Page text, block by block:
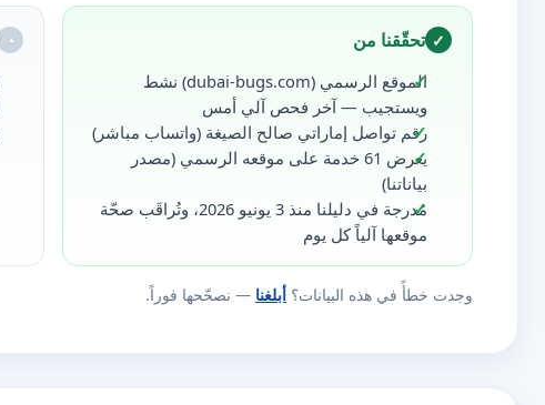
✓ تحقّقنا من
الموقع الرسمي (dubai-bugs.com) نشط
ويستجيب — آخر فحص آلي أمس
رقم تواصل إماراتي صالح الصيغة (واتساب مباشر)
يعرض 61 خدمة على موقعه الرسمي (مصدر
بياناتنا)
مُدرجة في دليلنا منذ 3 يونيو 2026، وتُراقَب صحّة
موقعها آلياً كل يوم
◔
وجدت خطأً في هذه البيانات؟ أبلغنا — نصحّحها فوراً.